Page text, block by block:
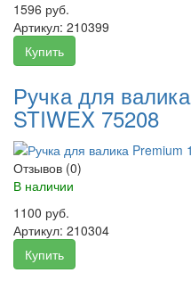
1596 руб.
Артикул: 210399
Купить
Ручка для
STIWEX 75208
Отзывов (0)
В наличии
1100 руб.
Артикул: 210304
Купить